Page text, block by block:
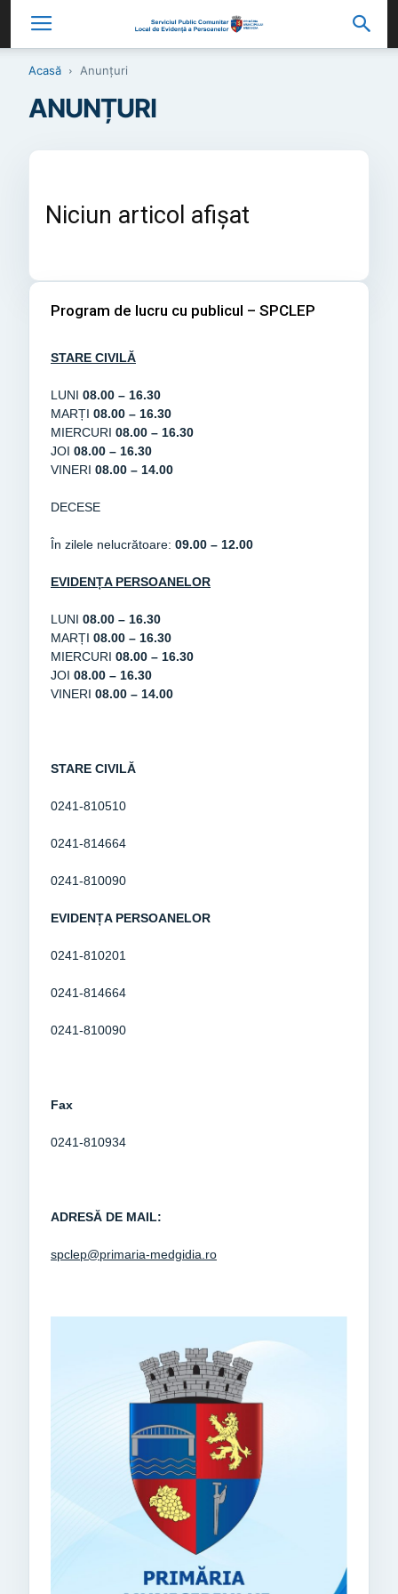
Acasă Anunțuri
ANUNȚURI
Niciun articol afișat
Program de lucru cu publicul – SPCLEP
STARE CIVILĂ
LUNI 08.00 – 16.30
MARȚI 08.00 – 16.30
MIERCURI 08.00 – 16.30
JOI 08.00 – 16.30
VINERI 08.00 – 14.00
DECESE
În zilele nelucrătoare: 09.00 – 12.00
EVIDENȚA PERSOANELOR
LUNI 08.00 – 16.30
MARȚI 08.00 – 16.30
MIERCURI 08.00 – 16.30
JOI 08.00 – 16.30
VINERI 08.00 – 14.00
STARE CIVILĂ
0241-810510
0241-814664
0241-810090
EVIDENȚA PERSOANELOR
0241-810201
0241-814664
0241-810090
Fax
0241-810934
ADRESĂ DE MAIL:
spclep@primaria-medgidia.ro